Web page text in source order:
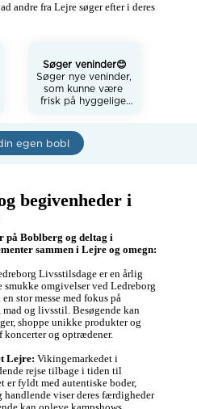
andre fra Lejre søger efter i deres
Søger veninder😊
Søger nye veninder,
som kunne være
frisk på hyggelige
er en ung kvinde på
21 år😊
egen bobl
begivenheder i
på Boblberg og deltag i
sammen i Lejre og omegn:
Livsstilsdage er en årlig
smukke omgivelser ved Ledreborg
stor messe med fokus på
og livsstil. Besøgende kan
shoppe unikke produkter og
og optrædener.
Lejre: Vikingemarkedet i
rejse tilbage i tiden til
er fyldt med autentiske boder,
viser deres færdigheder